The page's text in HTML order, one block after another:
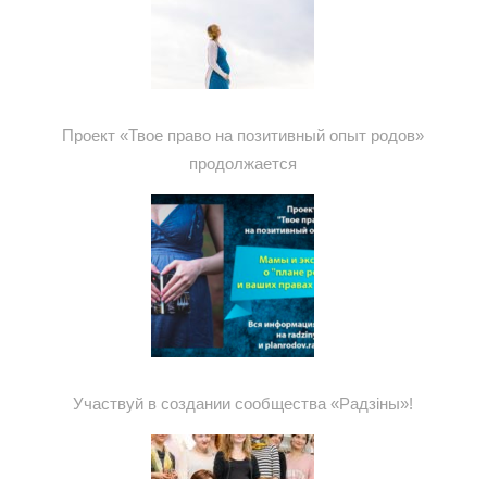
Проект «Твое право на позитивный опыт родов»
продолжается
Участвуй в создании сообщества «Радзіны»!